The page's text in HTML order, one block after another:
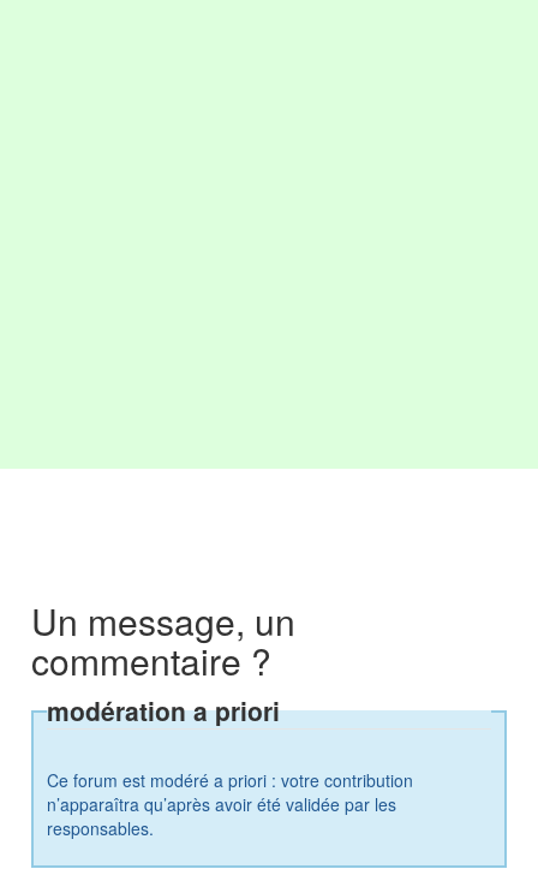
Un message, un
commentaire ?
modération a priori
Ce forum est modéré a priori : votre contribution
n’apparaîtra qu’après avoir été validée par les
responsables.